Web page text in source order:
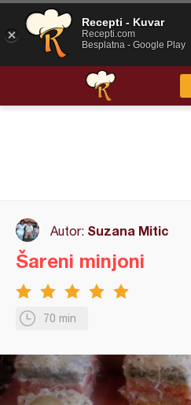
Autor: Suzana Mitic
70 min
Šareni minjoni
Recepti - Kuvar
Recepti.com
Besplatna - Google Play